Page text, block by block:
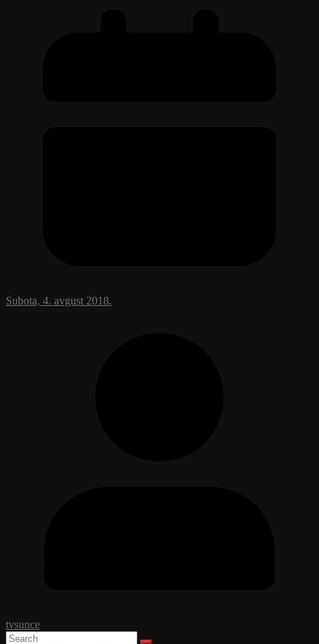
Subota, 4. avgust 2018.
tvsunce